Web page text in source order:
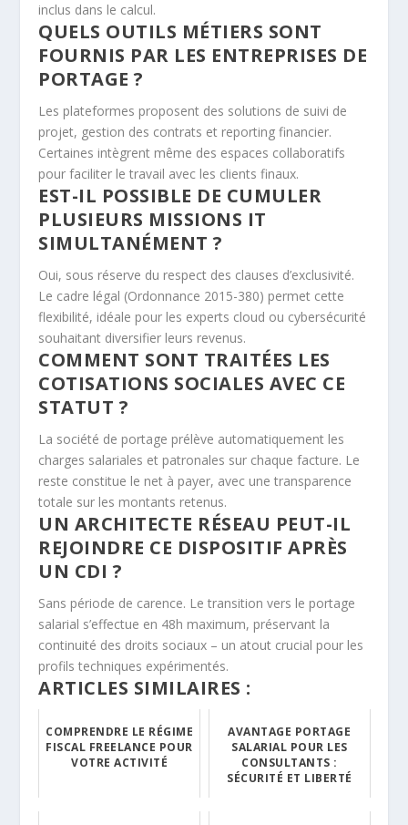
inclus dans le calcul.
QUELS OUTILS MÉTIERS SONT
FOURNIS PAR LES ENTREPRISES DE
PORTAGE ?
Les plateformes proposent des solutions de suivi de
projet, gestion des contrats et reporting financier.
Certaines intègrent même des espaces collaboratifs
pour faciliter le travail avec les clients finaux.
EST-IL POSSIBLE DE CUMULER
PLUSIEURS MISSIONS IT
SIMULTANÉMENT ?
Oui, sous réserve du respect des clauses d’exclusivité.
Le cadre légal (Ordonnance 2015-380) permet cette
flexibilité, idéale pour les experts cloud ou cybersécurité
souhaitant diversifier leurs revenus.
COMMENT SONT TRAITÉES LES
COTISATIONS SOCIALES AVEC CE
STATUT ?
La société de portage prélève automatiquement les
charges salariales et patronales sur chaque facture. Le
reste constitue le net à payer, avec une transparence
totale sur les montants retenus.
UN ARCHITECTE RÉSEAU PEUT-IL
REJOINDRE CE DISPOSITIF APRÈS
UN CDI ?
Sans période de carence. Le transition vers le portage
salarial s’effectue en 48h maximum, préservant la
continuité des droits sociaux – un atout crucial pour les
profils techniques expérimentés.
ARTICLES SIMILAIRES :
COMPRENDRE LE RÉGIME
FISCAL FREELANCE POUR
VOTRE ACTIVITÉ
AVANTAGE PORTAGE
SALARIAL POUR LES
CONSULTANTS :
SÉCURITÉ ET LIBERTÉ